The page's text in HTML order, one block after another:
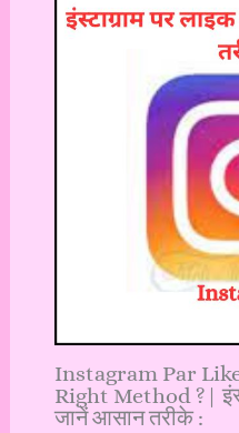
Instagram Par
Right Method ?|
जानें आसान तरीके :